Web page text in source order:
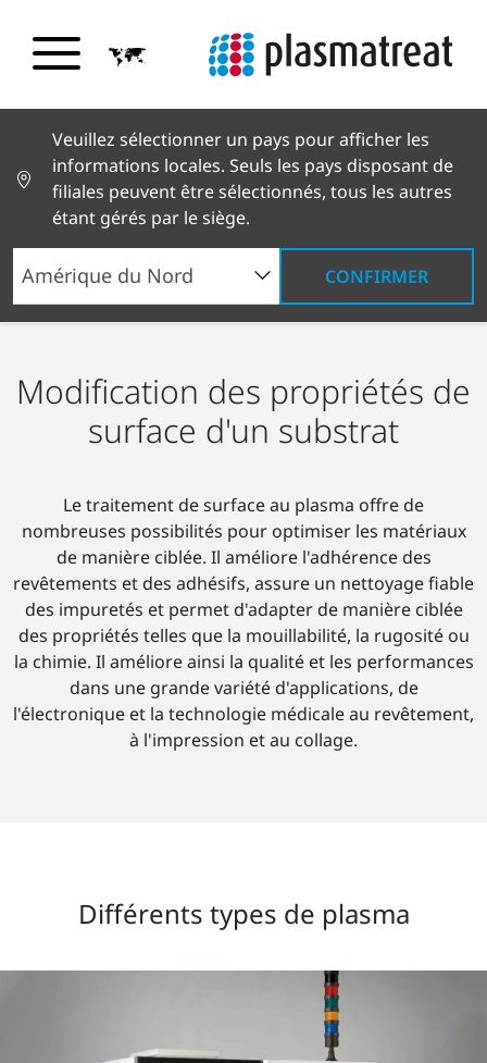
Veuillez sélectionner un pays pour afficher les
informations locales. Seuls les pays disposant de
filiales peuvent être sélectionnés, tous les autres
étant gérés par le siège.
CONFIRMER
Qu’est-ce que le plasma ? Types de plasma
Modification des propriétés de
surface d'un substrat
Le traitement de surface au plasma offre de
nombreuses possibilités pour optimiser les matériaux
de manière ciblée. Il améliore l'adhérence des
revêtements et des adhésifs, assure un nettoyage fiable
des impuretés et permet d'adapter de manière ciblée
des propriétés telles que la mouillabilité, la rugosité ou
la chimie. Il améliore ainsi la qualité et les performances
dans une grande variété d'applications, de
l'électronique et la technologie médicale au revêtement,
à l'impression et au collage.
Différents types de plasma